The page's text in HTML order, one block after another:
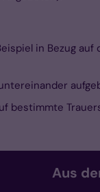
in Bezug auf
bestimmte
Aus